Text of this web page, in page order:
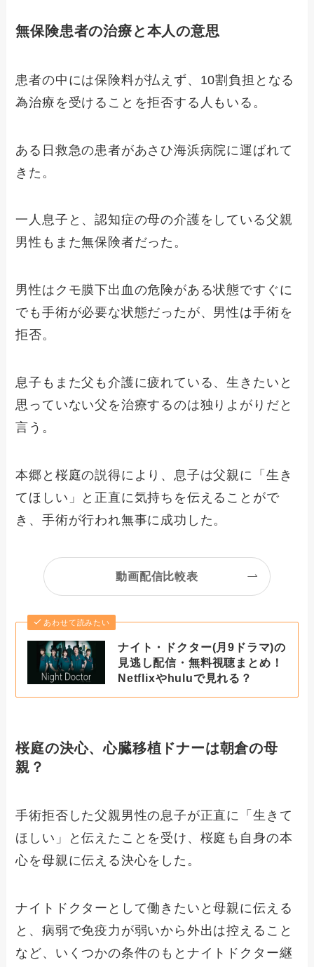
無保険患者の治療と本人の意思
患者の中には保険料が払えず、10割負担となる
為治療を受けることを拒否する人もいる。
ある日救急の患者があさひ海浜病院に運ばれて
きた。
一人息子と、認知症の母の介護をしている父親
男性もまた無保険者だった。
男性はクモ膜下出血の危険がある状態ですぐに
でも手術が必要な状態だったが、男性は手術を
拒否。
息子もまた父も介護に疲れている、生きたいと
思っていない父を治療するのは独りよがりだと
言う。
本郷と桜庭の説得により、息子は父親に「生き
てほしい」と正直に気持ちを伝えることがで
き、手術が行われ無事に成功した。
動画配信比較表
あわせて読みたい
ナイト・ドクター(月9ドラマ)の
見逃し配信・無料視聴まとめ！
Netflixやhuluで見れる？
桜庭の決心、心臓移植ドナーは朝倉の母
親？
手術拒否した父親男性の息子が正直に「生きて
ほしい」と伝えたことを受け、桜庭も自身の本
心を母親に伝える決心をした。
ナイトドクターとして働きたいと母親に伝える
と、病弱で免疫力が弱いから外出は控えること
など、いくつかの条件のもとナイトドクター継